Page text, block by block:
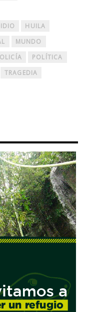
HUILA
MUNDO
POLÍTICA
TRAGEDIA